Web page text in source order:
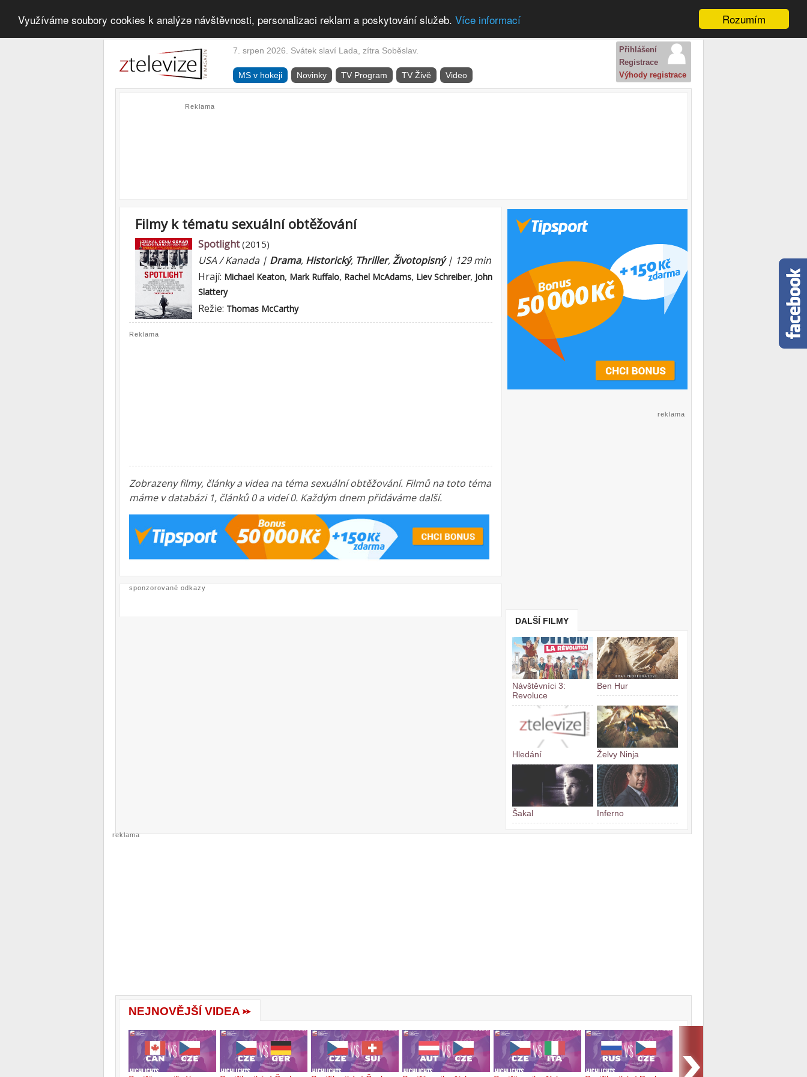
Rozumím
Využíváme soubory cookies k analýze návštěvnosti, personalizaci reklam a poskytování služeb. Více informací
7. srpen 2026. Svátek slaví Lada, zítra Soběslav.
MS v hokeji Novinky TV Program TV Živě Video
Přihlášení
Registrace
Výhody registrace
Reklama
reklama
DALŠÍ FILMY
Návštěvníci 3:
Revoluce
Ben Hur
Hledání Želvy Ninja
Šakal Inferno
Filmy k tématu sexuální obtěžování
Spotlight(2015)
USA / Kanada | Drama, Historický, Thriller,Životopisný| 129 min
Hrají: Michael Keaton, Mark Ruffalo, Rachel McAdams, Liev Schreiber, John
Slattery
Režie: Thomas McCarthy
Reklama
Zobrazeny filmy, články a videa na téma sexuální obtěžování. Filmů na toto téma
máme v databázi 1, článků 0 a videí 0. Každým dnem přidáváme další.
sponzorované odkazy
reklama
NEJNOVĚJŠÍ VIDEA